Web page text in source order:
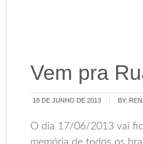
Vem pra
18 DE JUNHO DE 2013 BY:
O dia 17/06/2013 vai